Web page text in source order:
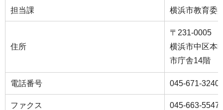
担当課 横浜市教育委
住所
〒231-0005
横浜市中区本
市庁舎14階
電話番号 045-671-3240
ファクス 045-663-5547